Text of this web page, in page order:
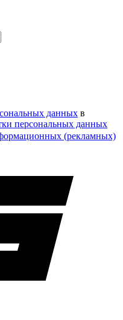
данных в
персональных данных
(рекламных)